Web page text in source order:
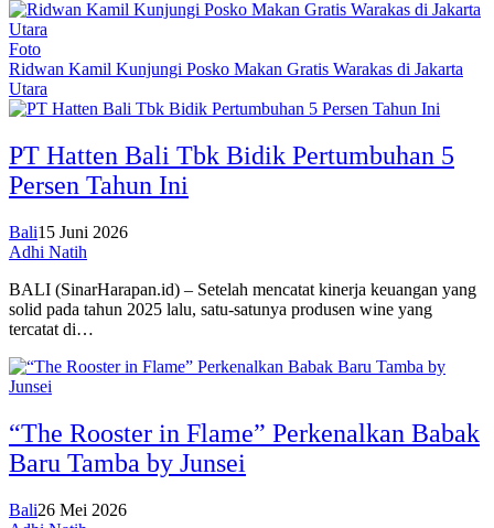
Foto
Ridwan Kamil Kunjungi Posko Makan Gratis Warakas di Jakarta
Utara
PT Hatten Bali Tbk Bidik Pertumbuhan 5
Persen Tahun Ini
Bali15 Juni 2026
Adhi Natih
BALI (SinarHarapan.id) – Setelah mencatat kinerja keuangan yang
solid pada tahun 2025 lalu, satu-satunya produsen wine yang
tercatat di…
“The Rooster in Flame” Perkenalkan Babak
Baru Tamba by Junsei
Bali26 Mei 2026